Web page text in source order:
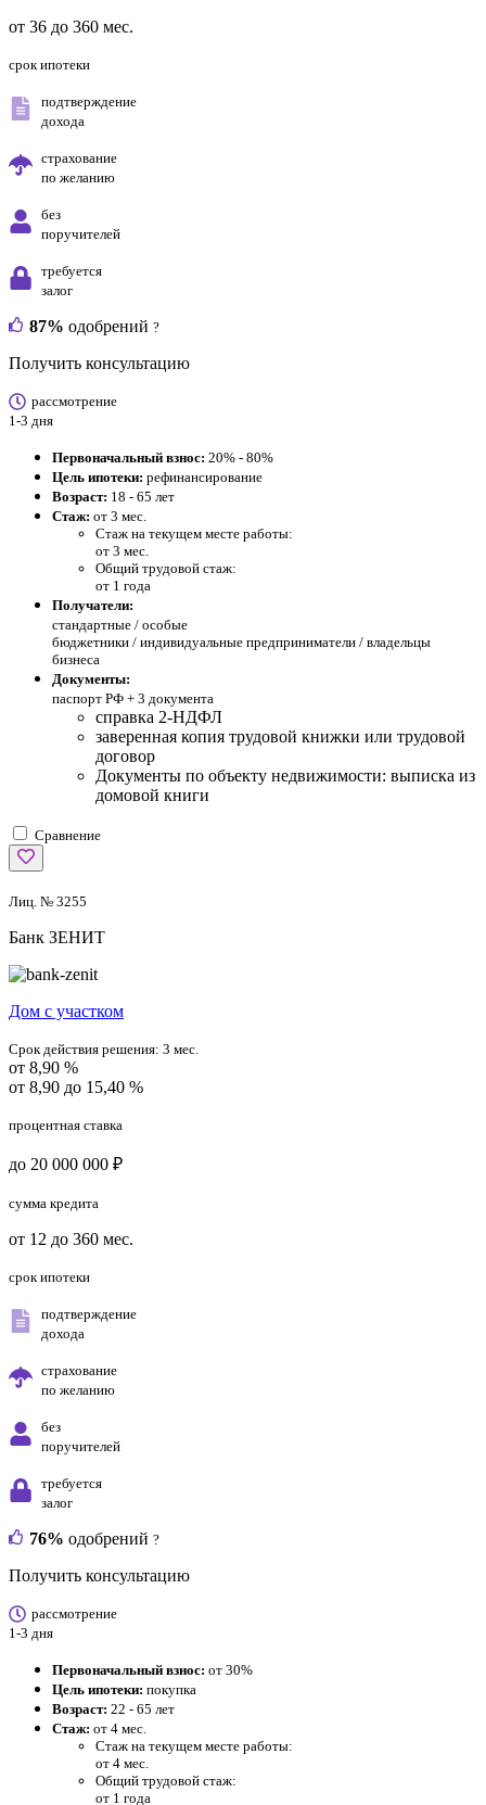
от 36 до 360 мес.
срок ипотеки
подтверждение
дохода
страхование
по желанию
без
поручителей
требуется
залог
87% одобрений ?
Получить консультацию
рассмотрение
1-3 дня
Первоначальный взнос: 20% - 80%
Цель ипотеки: рефинансирование
Возраст: 18 - 65 лет
Стаж: от 3 мес.
Стаж на текущем месте работы:
от 3 мес.
Общий трудовой стаж:
от 1 года
Получатели:
стандартные / особые
бюджетники / индивидуальные предприниматели / владельцы
бизнеса
Документы:
паспорт РФ + 3 документа
справка 2-НДФЛ
заверенная копия трудовой книжки или трудовой
договор
Документы по объекту недвижимости: выписка из
домовой книги
Сравнение
Лиц. № 3255
Банк ЗЕНИТ
Дом с участком
Срок действия решения: 3 мес.
от 8,90 %
от 8,90 до 15,40 %
процентная ставка
до 20 000 000 ₽
сумма кредита
от 12 до 360 мес.
срок ипотеки
подтверждение
дохода
страхование
по желанию
без
поручителей
требуется
залог
76% одобрений ?
Получить консультацию
рассмотрение
1-3 дня
Первоначальный взнос: от 30%
Цель ипотеки: покупка
Возраст: 22 - 65 лет
Стаж: от 4 мес.
Стаж на текущем месте работы:
от 4 мес.
Общий трудовой стаж:
от 1 года